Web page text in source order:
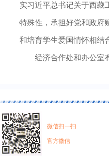
实习近平总书记关于西藏
特殊性，承担好党和政府
和培育学生爱国情怀相结
经济合作处和办公室
微信扫一扫
官方微信